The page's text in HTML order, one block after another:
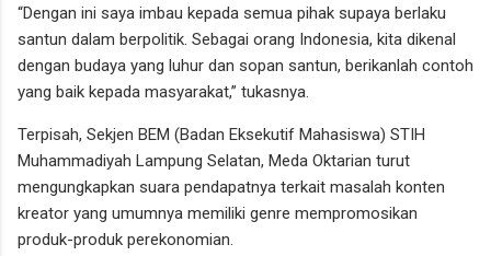
“Dengan ini saya imbau kepada semua pihak supaya berlaku
santun dalam berpolitik. Sebagai orang Indonesia, kita dikenal
dengan budaya yang luhur dan sopan santun, berikanlah contoh
yang baik kepada masyarakat,” tukasnya.
Terpisah, Sekjen BEM (Badan Eksekutif Mahasiswa) STIH
Muhammadiyah Lampung Selatan, Meda Oktarian turut
mengungkapkan suara pendapatnya terkait masalah konten
kreator yang umumnya memiliki genre mempromosikan
produk-produk perekonomian.